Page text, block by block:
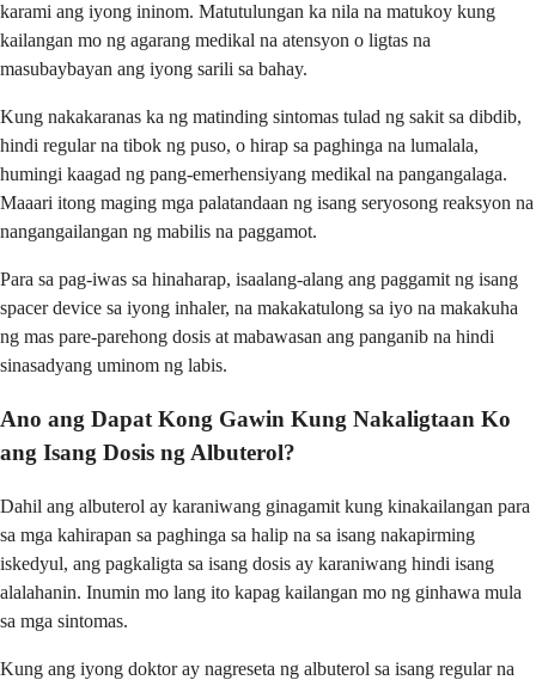
karami ang iyong ininom. Matutulungan ka nila na matukoy kung
kailangan mo ng agarang medikal na atensyon o ligtas na
masubaybayan ang iyong sarili sa bahay.
Kung nakakaranas ka ng matinding sintomas tulad ng sakit sa dibdib,
hindi regular na tibok ng puso, o hirap sa paghinga na lumalala,
humingi kaagad ng pang-emerhensiyang medikal na pangangalaga.
Maaari itong maging mga palatandaan ng isang seryosong reaksyon na
nangangailangan ng mabilis na paggamot.
Para sa pag-iwas sa hinaharap, isaalang-alang ang paggamit ng isang
spacer device sa iyong inhaler, na makakatulong sa iyo na makakuha
ng mas pare-parehong dosis at mabawasan ang panganib na hindi
sinasadyang uminom ng labis.
Ano ang Dapat Kong Gawin Kung Nakaligtaan Ko
ang Isang Dosis ng Albuterol?
Dahil ang albuterol ay karaniwang ginagamit kung kinakailangan para
sa mga kahirapan sa paghinga sa halip na sa isang nakapirming
iskedyul, ang pagkaligta sa isang dosis ay karaniwang hindi isang
alalahanin. Inumin mo lang ito kapag kailangan mo ng ginhawa mula
sa mga sintomas.
Kung ang iyong doktor ay nagreseta ng albuterol sa isang regular na